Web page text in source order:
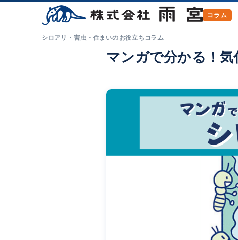
シロアリ・害虫・住まいのお役立ちコラム
マンガで分かる！